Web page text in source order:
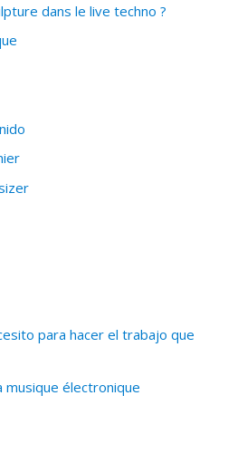
dans le live techno ?
para hacer el trabajo que
électronique